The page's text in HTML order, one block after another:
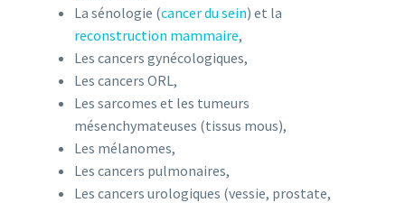
La sénologie (cancer du sein) et la
reconstruction mammaire,
Les cancers gynécologiques,
Les cancers ORL,
Les sarcomes et les tumeurs
mésenchymateuses (tissus mous),
Les mélanomes,
Les cancers pulmonaires,
Les cancers urologiques (vessie, prostate,